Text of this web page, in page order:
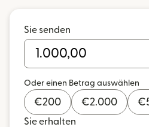
Sie senden
Oder einen Betrag auswählen
€200 €2.000 €
Sie erhalten